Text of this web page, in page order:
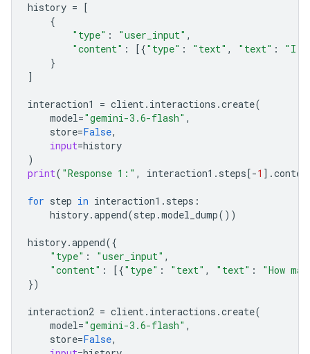
history = [
{
"type" : "user_input" ,
"content" : [{"type" : "text" , "text" :
"I
}
]
interaction1 = client. interactions .create(
model="gemini-3.6-flash" ,
store=False,
input=history
)
print( "Response 1:" , interaction1 . steps[-1 ] .
for step in interaction1 . steps :
history.append(step .model_dump())
history.append({
"type" : "user_input" ,
"content" : [{"type" : "text" , "text" :
"How
})
interaction2 = client. interactions .create(
model="gemini-3.6-flash" ,
store=False,